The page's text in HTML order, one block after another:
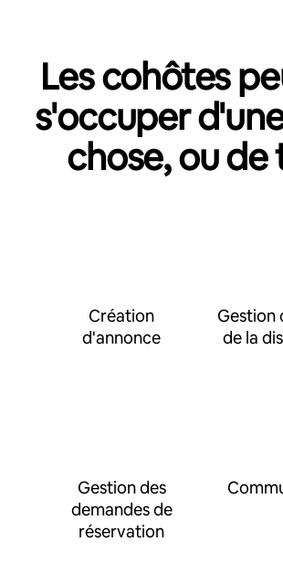
Les cohôtes
s'occuper
chose, ou de
Création
d'annonce
Gestion
de la
Gestion des
demandes de
réservation